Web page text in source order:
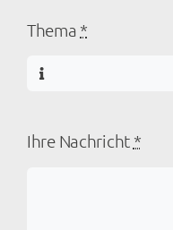
Thema *
Ihre Nachricht *